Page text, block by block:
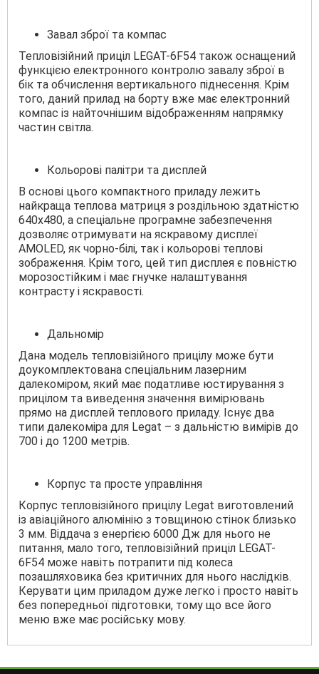
Завал зброї та компас
Тепловізійний приціл LEGAT-6F54 також оснащений
функцією електронного контролю завалу зброї в
бік та обчислення вертикального піднесення. Крім
того, даний прилад на борту вже має електронний
компас із найточнішим відображенням напрямку
частин світла.
Кольорові палітри та дисплей
В основі цього компактного приладу лежить
найкраща теплова матриця з роздільною здатністю
640х480, а спеціальне програмне забезпечення
дозволяє отримувати на яскравому дисплеї
AMOLED, як чорно-білі, так і кольорові теплові
зображення. Крім того, цей тип дисплея є повністю
морозостійким і має гнучке налаштування
контрасту і яскравості.
Дальномір
Дана модель тепловізійного прицілу може бути
доукомплектована спеціальним лазерним
далекоміром, який має податливе юстирування з
прицілом та виведення значення вимірювань
прямо на дисплей теплового приладу. Існує два
типи далекоміра для Legat – з дальністю вимірів до
700 і до 1200 метрів.
Корпус та просте управління
Корпус тепловізійного прицілу Legat виготовлений
із авіаційного алюмінію з товщиною стінок близько
3 мм. Віддача з енергією 6000 Дж для нього не
питання, мало того, тепловізійний приціл LEGAT-
6F54 може навіть потрапити під колеса
позашляховика без критичних для нього наслідків.
Керувати цим приладом дуже легко і просто навіть
без попередньої підготовки, тому що все його
меню вже має російську мову.